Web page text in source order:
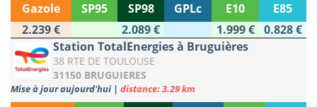
Gazole SP95 SP98 GPLc E10
E85
2.239 €
2.089 € 1.999 €
0.828 €
Station TotalEnergies à Bruguières
38 RTE DE TOULOUSE
31150 BRUGUIERES
Mise à jour aujourd'hui | distance: 3.29 km